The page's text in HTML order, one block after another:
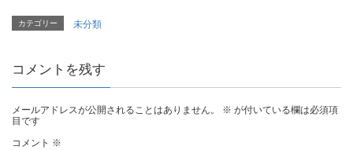
カテゴリー 未分類
コメントを残す
メールアドレスが公開されることはありません。 ※ が付いている欄は必須項
目です
コメント ※